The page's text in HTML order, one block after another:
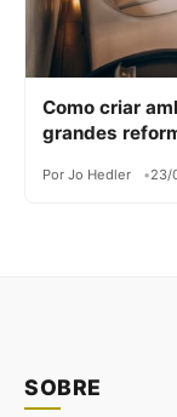
Como criar
grandes
Por Jo Hedler 23/
SOBRE